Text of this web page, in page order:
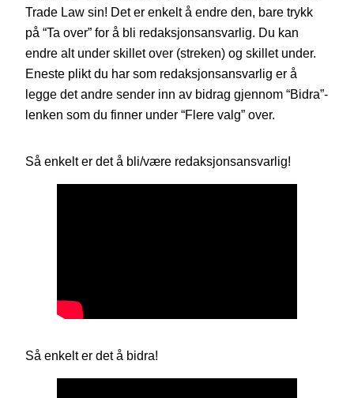
Trade Law sin! Det er enkelt å endre den, bare trykk
på “Ta over” for å bli redaksjonsansvarlig. Du kan
endre alt under skillet over (streken) og skillet under.
Eneste plikt du har som redaksjonsansvarlig er å
legge det andre sender inn av bidrag gjennom “Bidra”-
lenken som du finner under “Flere valg” over.
Så enkelt er det å bli/være redaksjonsansvarlig!
Så enkelt er det å bidra!